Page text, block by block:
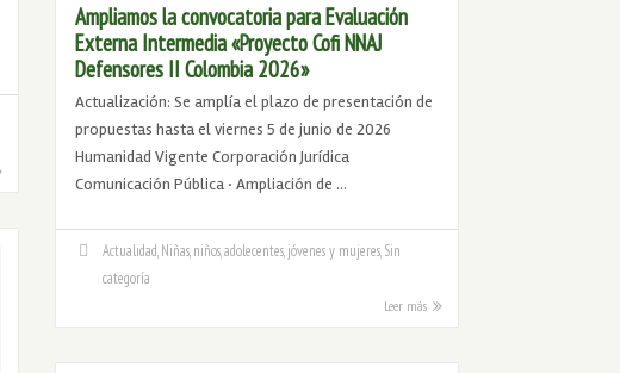
Ampliamos la convocatoria para Evaluación
Externa Intermedia «Proyecto Cofi NNAJ
Defensores II Colombia 2026»
Actualización: Se amplía el plazo de presentación de
propuestas hasta el viernes 5 de junio de 2026
Humanidad Vigente Corporación Jurídica
Comunicación Pública · Ampliación de …
Actualidad Niñas, niños, adolecentes, jóvenes y mujeres Sin
categoría
Leer más